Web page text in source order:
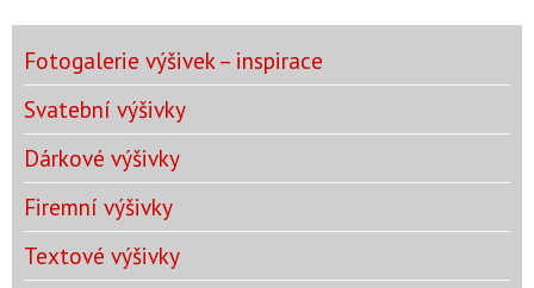
Fotogalerie výšivek – inspirace
Svatební výšivky
Dárkové výšivky
Firemní výšivky
Textové výšivky